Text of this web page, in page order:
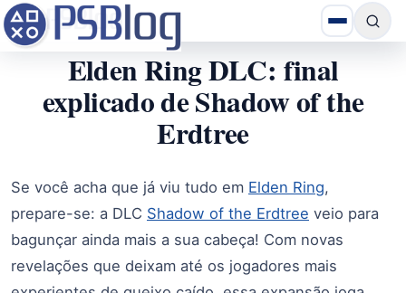
Elden Ring DLC: final
explicado de Shadow of the
Erdtree
Se você acha que já viu tudo em Elden Ring,
prepare-se: a DLC Shadow of the Erdtree veio para
bagunçar ainda mais a sua cabeça! Com novas
revelações que deixam até os jogadores mais